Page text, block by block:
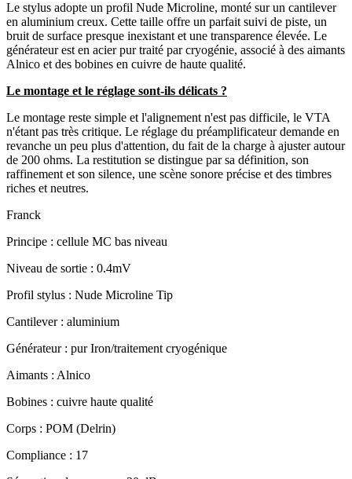
Le stylus adopte un profil Nude Microline, monté sur un cantilever
en aluminium creux. Cette taille offre un parfait suivi de piste, un
bruit de surface presque inexistant et une transparence élevée. Le
générateur est en acier pur traité par cryogénie, associé à des aimants
Alnico et des bobines en cuivre de haute qualité.
Le montage et le réglage sont-ils délicats ?
Le montage reste simple et l'alignement n'est pas difficile, le VTA
n'étant pas très critique. Le réglage du préamplificateur demande en
revanche un peu plus d'attention, du fait de la charge à ajuster autour
de 200 ohms. La restitution se distingue par sa définition, son
raffinement et son silence, une scène sonore précise et des timbres
riches et neutres.
Franck
Principe : cellule MC bas niveau
Niveau de sortie : 0.4mV
Profil stylus : Nude Microline Tip
Cantilever : aluminium
Générateur : pur Iron/traitement cryogénique
Aimants : Alnico
Bobines : cuivre haute qualité
Corps : POM (Delrin)
Compliance : 17